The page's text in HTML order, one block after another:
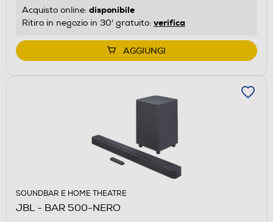
Acquisto online: disponibile
Ritiro in negozio in 30' gratuito: verifica
AGGIUNGI
SOUNDBAR E HOME THEATRE
JBL - BAR 500-NERO